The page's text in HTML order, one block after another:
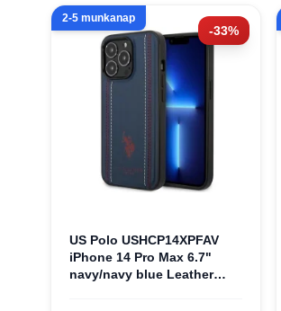
-33%
2-5 munkanap
US Polo USHCP14XPFAV
iPhone 14 Pro Max 6.7"
navy/navy blue Leather